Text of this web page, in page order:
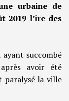
urbaine de
2019 l’ire des
succombé
avoir été
paralysé la ville